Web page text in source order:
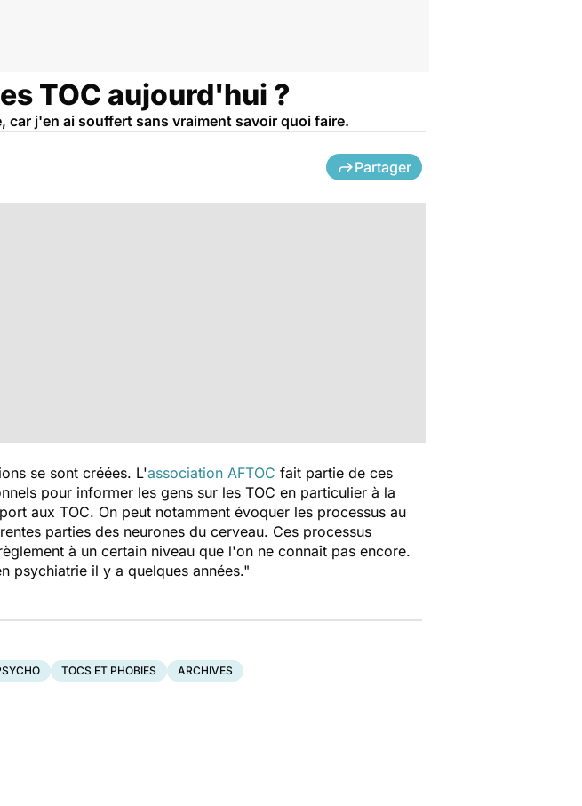
TOC aujourd'hui ?
car j'en ai souffert sans vraiment savoir quoi faire.
Partager
se sont créées. L'association AFTOC fait partie de ces
pour informer les gens sur les TOC en particulier à la
aux TOC. On peut notamment évoquer les processus au
parties des neurones du cerveau. Ces processus
à un certain niveau que l'on ne connaît pas encore.
psychiatrie il y a quelques années."
TOCS ET PHOBIES ARCHIVES